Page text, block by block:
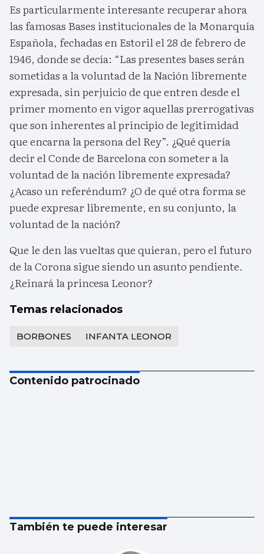
Es particularmente interesante recuperar ahora
las famosas Bases institucionales de la Monarquía
Española, fechadas en Estoril el 28 de febrero de
1946, donde se decía: “Las presentes bases serán
sometidas a la voluntad de la Nación libremente
expresada, sin perjuicio de que entren desde el
primer momento en vigor aquellas prerrogativas
que son inherentes al principio de legitimidad
que encarna la persona del Rey”. ¿Qué quería
decir el Conde de Barcelona con someter a la
voluntad de la nación libremente expresada?
¿Acaso un referéndum? ¿O de qué otra forma se
puede expresar libremente, en su conjunto, la
voluntad de la nación?
Que le den las vueltas que quieran, pero el futuro
de la Corona sigue siendo un asunto pendiente.
¿Reinará la princesa Leonor?
Temas relacionados
BORBONES INFANTA LEONOR
Contenido patrocinado
También te puede interesar